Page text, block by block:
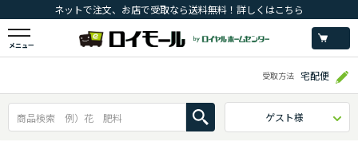
ネットで注文、お店で受取なら送料無料！詳しくはこちら
メニュー
受取方法 宅配便
ゲスト様